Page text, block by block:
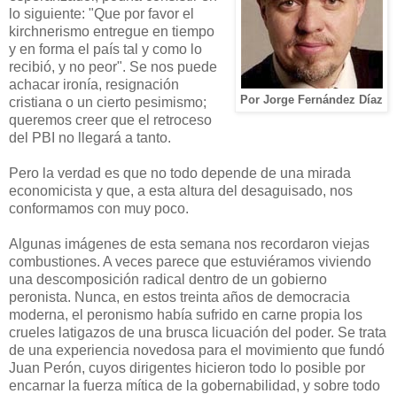
Por Jorge Fernández Díaz
lo siguiente: "Que por favor el
kirchnerismo entregue en tiempo
y en forma el país tal y como lo
recibió, y no peor". Se nos puede
achacar ironía, resignación
cristiana o un cierto pesimismo;
queremos creer que el retroceso
del PBI no llegará a tanto.
Pero la verdad es que no todo depende de una mirada
economicista y que, a esta altura del desaguisado, nos
conformamos con muy poco.
Algunas imágenes de esta semana nos recordaron viejas
combustiones. A veces parece que estuviéramos viviendo
una descomposición radical dentro de un gobierno
peronista. Nunca, en estos treinta años de democracia
moderna, el peronismo había sufrido en carne propia los
crueles latigazos de una brusca licuación del poder. Se trata
de una experiencia novedosa para el movimiento que fundó
Juan Perón, cuyos dirigentes hicieron todo lo posible por
encarnar la fuerza mítica de la gobernabilidad, y sobre todo